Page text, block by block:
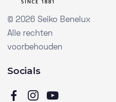
© 2026 Seiko Benelux
Alle rechten
voorbehouden
Socials